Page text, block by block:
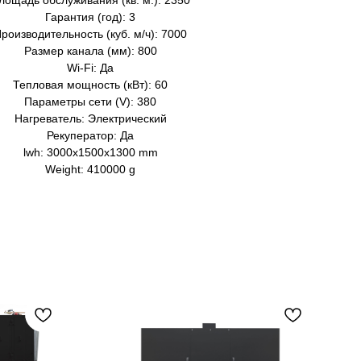
Гарантия (год): 3
(куб. м/ч): 7000
Размер канала (мм): 800
Wi-Fi: Да
Тепловая мощность (кВт): 60
Параметры сети (V): 380
Нагреватель: Электрический
Рекуператор: Да
lwh: 3000x1500x1300 mm
Weight: 410000 g